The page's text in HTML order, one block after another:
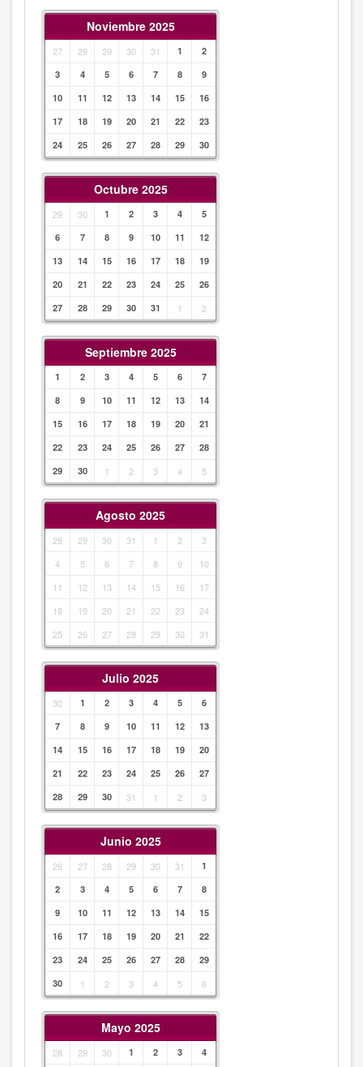
Noviembre 2025
27 29 29 30 31 1
2
3
4 5 6 7 8
9
10
11 12 13 14 15
16
17
18 19 20 21 22
23
24
25 26 27 28 29 30
Octubre 2025
29 30 1 2 3 4
5
6
7 8 9 10 11
12
13
14 15 16 17 18
19
20
21 22 23 24 25
26
27
28 29 30 31 1 2
Septiembre 2025
1 2 3 4 5 6
7
8
9 10 11 12 13
14
15
16 17 18 19 20
21
22
23 24 25 26 27
28
29
30 1 2 3 4 5
Agosto 2025
28 29 30 31 1 2
3
4
5 6 7 8 9
10
11
12 13 14 15 16
17
18
19 20 21 22 23
24
25
26 27 28 29 30 31
Julio 2025
30 1 2 3 4 5
6
7
8 9 10 11 12
13
14
15 16 17 18 19
20
21
22 23 24 25 26
27
28
29 30 31 1 2 3
Junio 2025
26 27 28 29 30 31
1
2
3 4 5 6 7
8
9
10 11 12 13 14
15
16
17 18 19 20 21
22
23
24 25 26 27 28
29
30
1 2 3 4 5 6
Mayo 2025
28 29 30 1 2 3 4